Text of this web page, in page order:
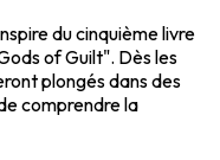
du cinquième livre
of Guilt". Dès les
plongés dans des
comprendre la